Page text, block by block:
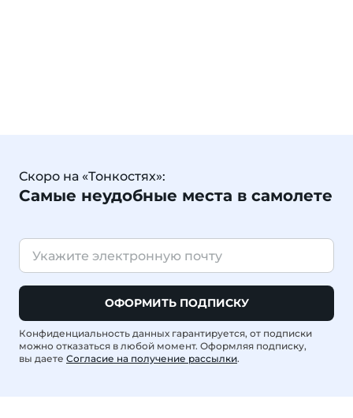
Скоро на «Тонкостях»:
Самые неудобные места в самолете
ОФОРМИТЬ ПОДПИСКУ
Конфиденциальность данных гарантируется, от подписки
можно отказаться в любой момент. Оформляя подписку,
вы даете Согласие на получение рассылки.